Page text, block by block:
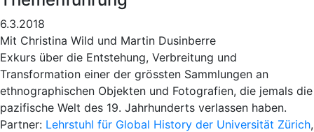
6.3.2018
Mit Christina Wild und Martin Dusinberre
Exkurs über die Entstehung, Verbreitung und
Transformation einer der grössten Sammlungen an
ethnographischen Objekten und Fotografien, die jemals die
pazifische Welt des 19. Jahrhunderts verlassen haben.
Partner: Lehrstuhl für Global History der Universität Zürich,